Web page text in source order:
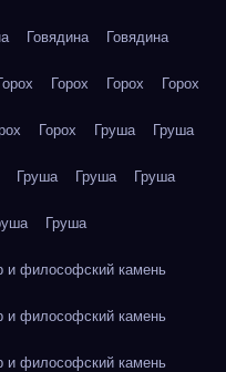
Говядина Говядина
Горох Горох Горох
Горох Груша Груша
Груша Груша Груша
Груша
и философский камень
и философский камень
и философский камень